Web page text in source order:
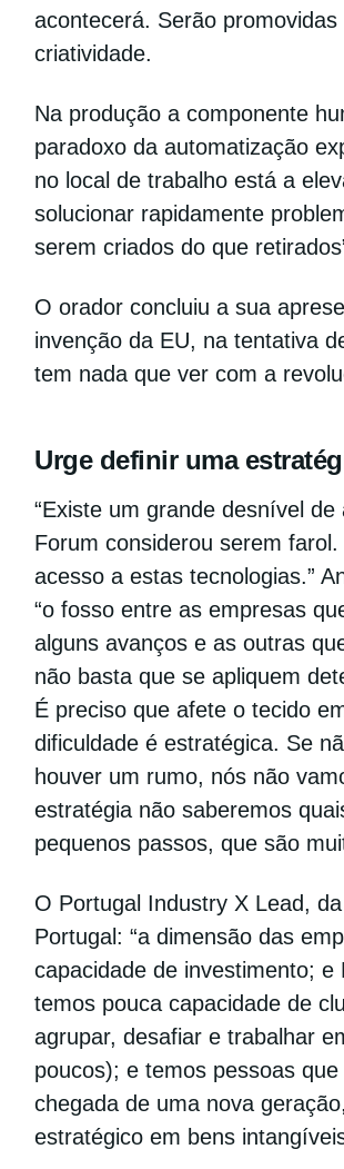
acontecerá. Serão
criatividade.
Na produção a componente
paradoxo da automatização
no local de trabalho está a
solucionar rapidamente
serem criados do que
O orador concluiu a sua
invenção da EU, na tentativa
tem nada que ver com a
Urge definir uma
“Existe um grande desnível
Forum considerou serem
acesso a estas tecnologias.”
“o fosso entre as empresas
alguns avanços e as outras
não basta que se apliquem
É preciso que afete o tecido
dificuldade é estratégica. Se
houver um rumo, nós não
estratégia não saberemos
pequenos passos, que são
O Portugal Industry X Lead,
Portugal: “a dimensão das
capacidade de investimento; e
temos pouca capacidade de
agrupar, desafiar e trabalhar
poucos); e temos pessoas
chegada de uma nova
estratégico em bens